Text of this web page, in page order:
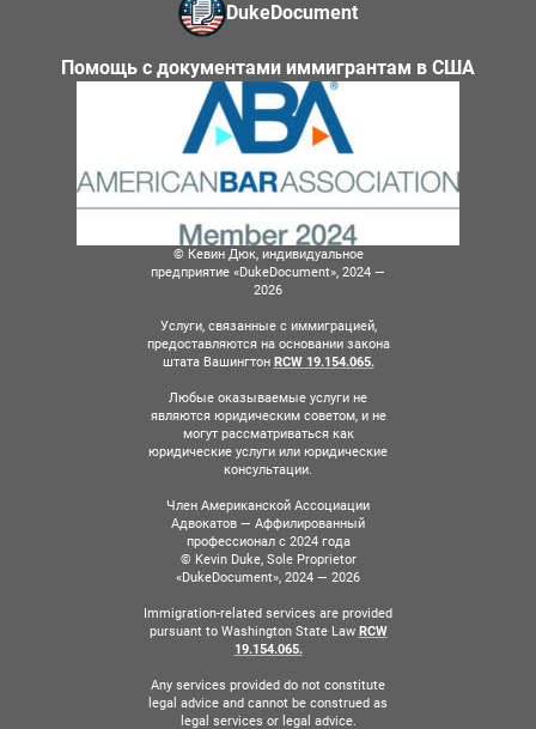
DukeDocument
Помощь с документами иммигрантам в США
© Кевин Дюк, индивидуальное
предприятие «DukeDocument», 2024 —
2026
Услуги, связанные с иммиграцией,
предоставляются на основании закона
штата Вашингтон RCW 19.154.065.
Любые оказываемые услуги не
являются юридическим советом, и не
могут рассматриваться как
юридические услуги или юридические
консультации.
Член Американской Ассоциации
Адвокатов — Аффилированный
профессионал с 2024 года
© Kevin Duke, Sole Proprietor
«DukeDocument», 2024 — 2026
Immigration-related services are provided
pursuant to Washington State Law RCW
19.154.065.
Any services provided do not constitute
legal advice and cannot be construed as
legal services or legal advice.